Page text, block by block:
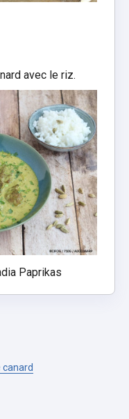
avec le riz.
Paprikas
canard